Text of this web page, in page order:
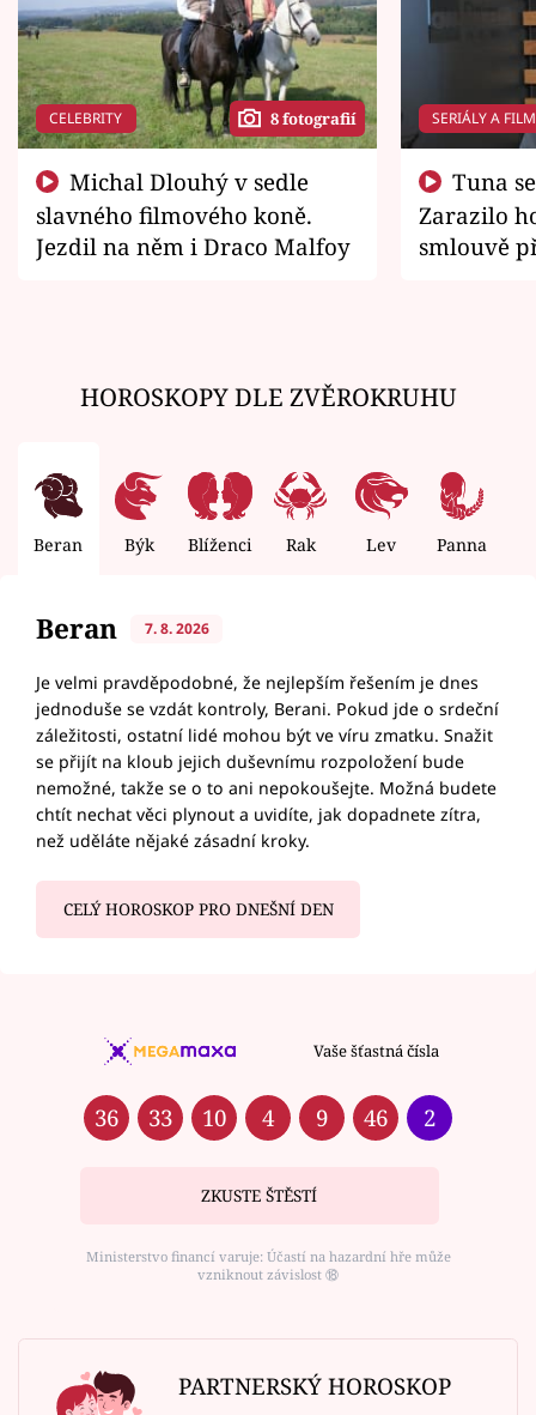
CELEBRITY 8 fotografií
slavného filmového koně.
Jezdil na něm i Draco Malfoy
SERIÁLY A
Zarazilo
smlouvě
HOROSKOPY DLE ZVĚROKRUHU
Beran Býk Blíženci Rak Lev Panna
Beran 7. 8. 2026
Je velmi pravděpodobné, že nejlepším řešením je dnes
jednoduše se vzdát kontroly, Berani. Pokud jde o srdeční
záležitosti, ostatní lidé mohou být ve víru zmatku. Snažit
se přijít na kloub jejich duševnímu rozpoložení bude
nemožné, takže se o to ani nepokoušejte. Možná budete
chtít nechat věci plynout a uvidíte, jak dopadnete zítra,
než uděláte nějaké zásadní kroky.
CELÝ HOROSKOP PRO DNEŠNÍ DEN
Vaše šťastná čísla
36 33 10 4 9 46 2
ZKUSTE ŠTĚSTÍ
Ministerstvo financí varuje: Účastí na hazardní hře může
vzniknout závislost ⑱
PARTNERSKÝ HOROSKOP